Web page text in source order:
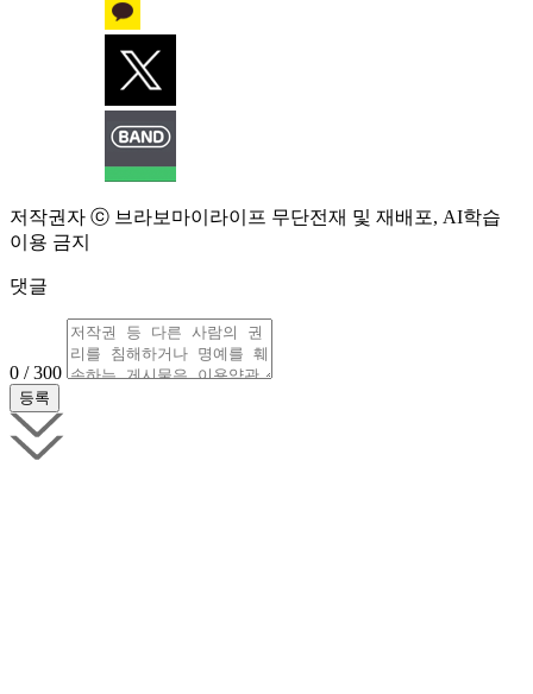
저작권자 ⓒ 브라보마이라이프 무단전재 및 재배포, AI학습
이용 금지
댓글
0 / 300